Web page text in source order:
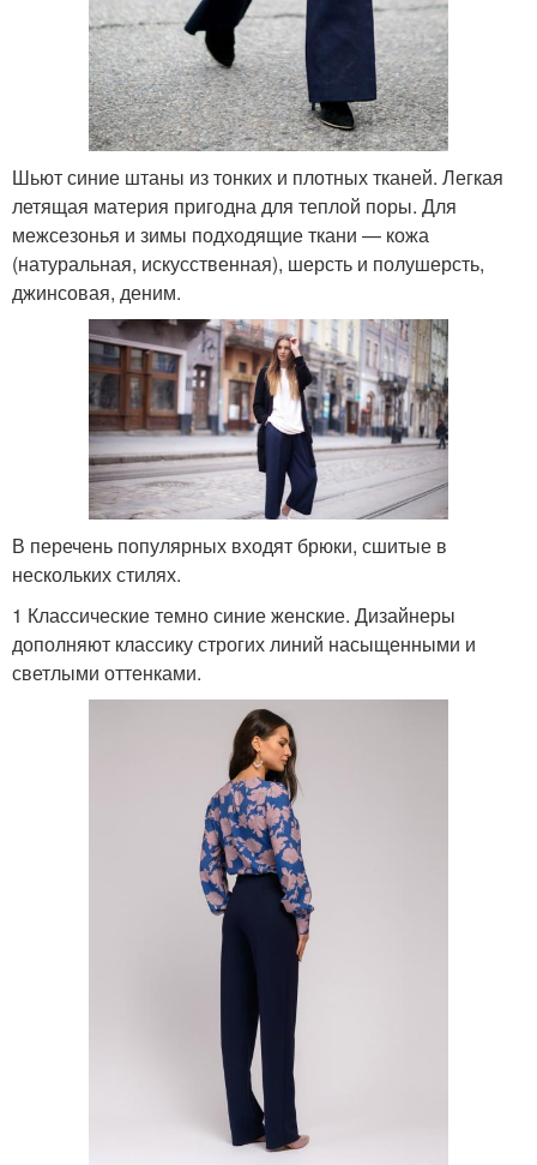
Шьют синие штаны из тонких и плотных тканей. Легкая
летящая материя пригодна для теплой поры. Для
межсезонья и зимы подходящие ткани — кожа
(натуральная, искусственная), шерсть и полушерсть,
джинсовая, деним.
В перечень популярных входят брюки, сшитые в
нескольких стилях.
1 Классические темно синие женские. Дизайнеры
дополняют классику строгих линий насыщенными и
светлыми оттенками.